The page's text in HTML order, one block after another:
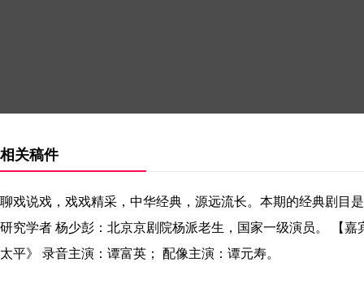
相关稿件
聊戏说戏，戏戏精采，中华经典，源远流长。本期的经典剧目
研究学者 杨少彭：北京京剧院杨派老生，国家一级演员。 【
太平》 录音主演：谭富英； 配像主演：谭元寿。